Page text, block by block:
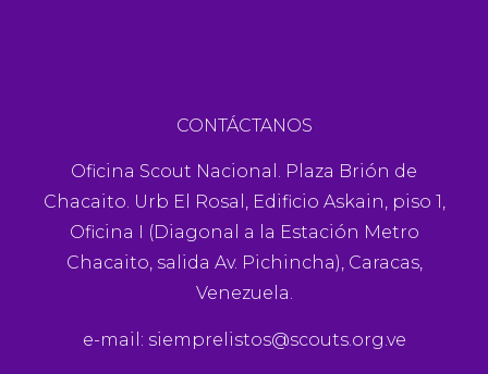
CONTÁCTANOS
Oficina Scout Nacional. Plaza Brión de
Chacaito. Urb El Rosal, Edificio Askain, piso 1,
Oficina I (Diagonal a la Estación Metro
Chacaito, salida Av. Pichincha), Caracas,
Venezuela.
e-mail: siemprelistos@scouts.org.ve